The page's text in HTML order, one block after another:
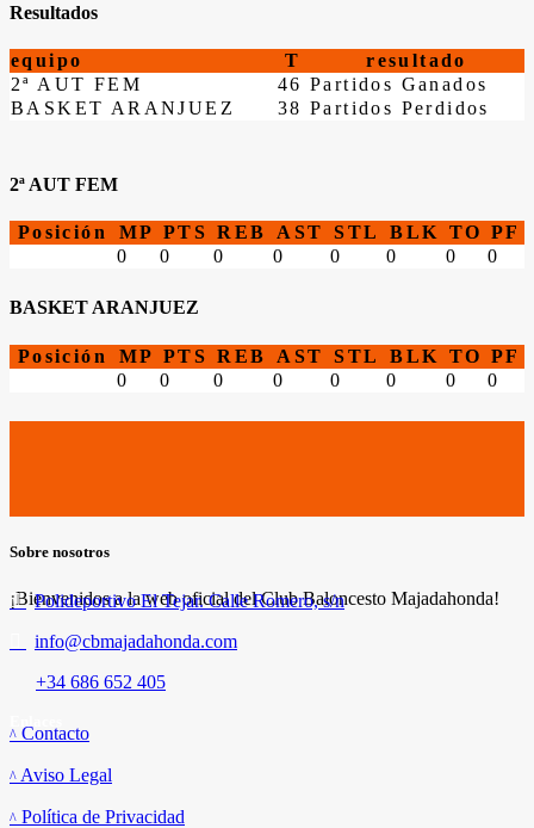
Resultados
equipo T
resultado
2ª AUT FEM
46 Partidos Ganados
BASKET ARANJUEZ
38 Partidos Perdidos
2ª AUT FEM
Posición MP PTS REB AST STL BLK TO PF
0
0 0 0 0 0 0 0
BASKET ARANJUEZ
Posición MP PTS REB AST STL BLK TO PF
0
0 0 0 0 0 0 0
Sobre nosotros
¡Bienvenidos a la web oficial del Club Baloncesto Majadahonda!
Polideportivo El Tejar. Calle Romero, s/n
info@cbmajadahonda.com
+34 686 652 405
Contacto
Aviso Legal
Política de Privacidad